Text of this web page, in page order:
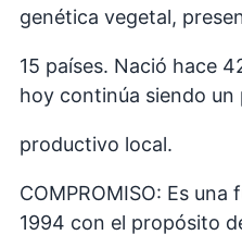
genética vegetal,
15 países. Nació hace
hoy continúa siendo un
productivo local.
COMPROMISO: Es
1994 con el propósito